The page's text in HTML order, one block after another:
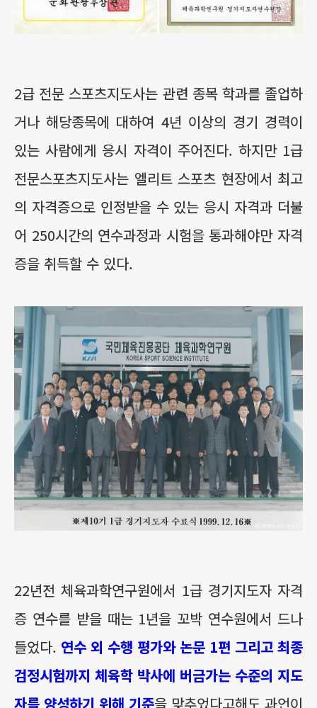
2급 전문 스포츠지도사는 관련 종목 학과를 졸업하
거나 해당종목에 대하여 4년 이상의 경기 경력이
있는 사람에게 응시 자격이 주어진다. 하지만 1급
전문스포츠지도사는 엘리트 스포츠 현장에서 최고
의 자격증으로 인정받을 수 있는 응시 자격과 더불
어 250시간의 연수과정과 시험을 통과해야만 자격
증을 취득할 수 있다.
22년전 체육과학연구원에서 1급 경기지도자 자격
증 연수를 받을 때는 1년을 꼬박 연수원에서 드나
들었다. 연수 외 수행 평가와 논문 1편 그리고 최종
검정시험까지 체육학 박사에 버금가는 수준의 지도
자를 양성하기 위해 기준을 맞추었다고해도 과언이